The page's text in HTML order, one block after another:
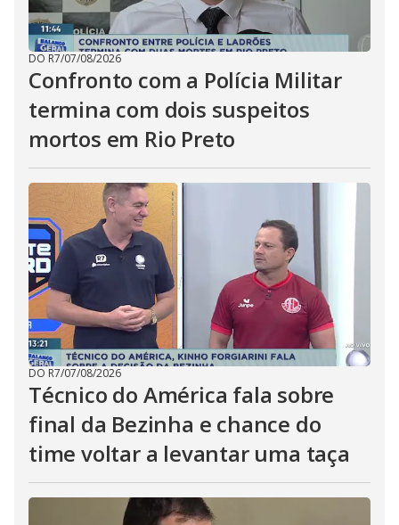
DO R7/07/08/2026
Confronto com a Polícia Militar
termina com dois suspeitos
mortos em Rio Preto
DO R7/07/08/2026
Técnico do América fala sobre
final da Bezinha e chance do
time voltar a levantar uma taça